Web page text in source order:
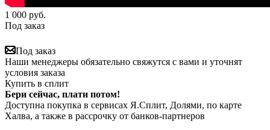
1 000 руб.
Под заказ
Под заказ
Наши менеджеры обязательно свяжутся с вами и уточнят
условия заказа
Купить в сплит
Бери сейчас, плати потом!
Доступна покупка в сервисах Я.Сплит, Долями, по карте
Халва, а также в рассрочку от банков-партнеров